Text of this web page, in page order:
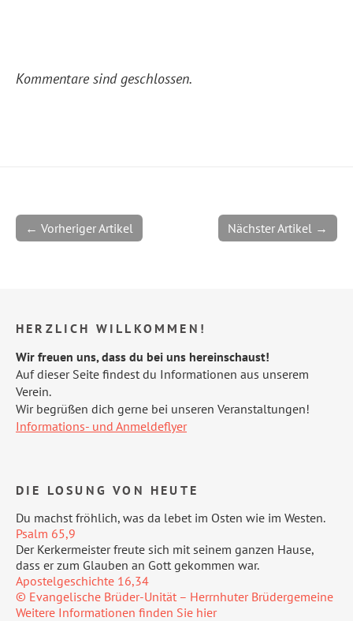
Kommentare sind geschlossen.
Nächster Artikel →
← Vorheriger Artikel
HERZLICH WILLKOMMEN!
Wir freuen uns, dass du bei uns hereinschaust!
Auf dieser Seite findest du Informationen aus unserem
Verein.
Wir begrüßen dich gerne bei unseren Veranstaltungen!
Informations- und Anmeldeflyer
DIE LOSUNG VON HEUTE
Du machst fröhlich, was da lebet im Osten wie im Westen.
Psalm 65,9
Der Kerkermeister freute sich mit seinem ganzen Hause,
dass er zum Glauben an Gott gekommen war.
Apostelgeschichte 16,34
© Evangelische Brüder-Unität – Herrnhuter Brüdergemeine
Weitere Informationen finden Sie hier